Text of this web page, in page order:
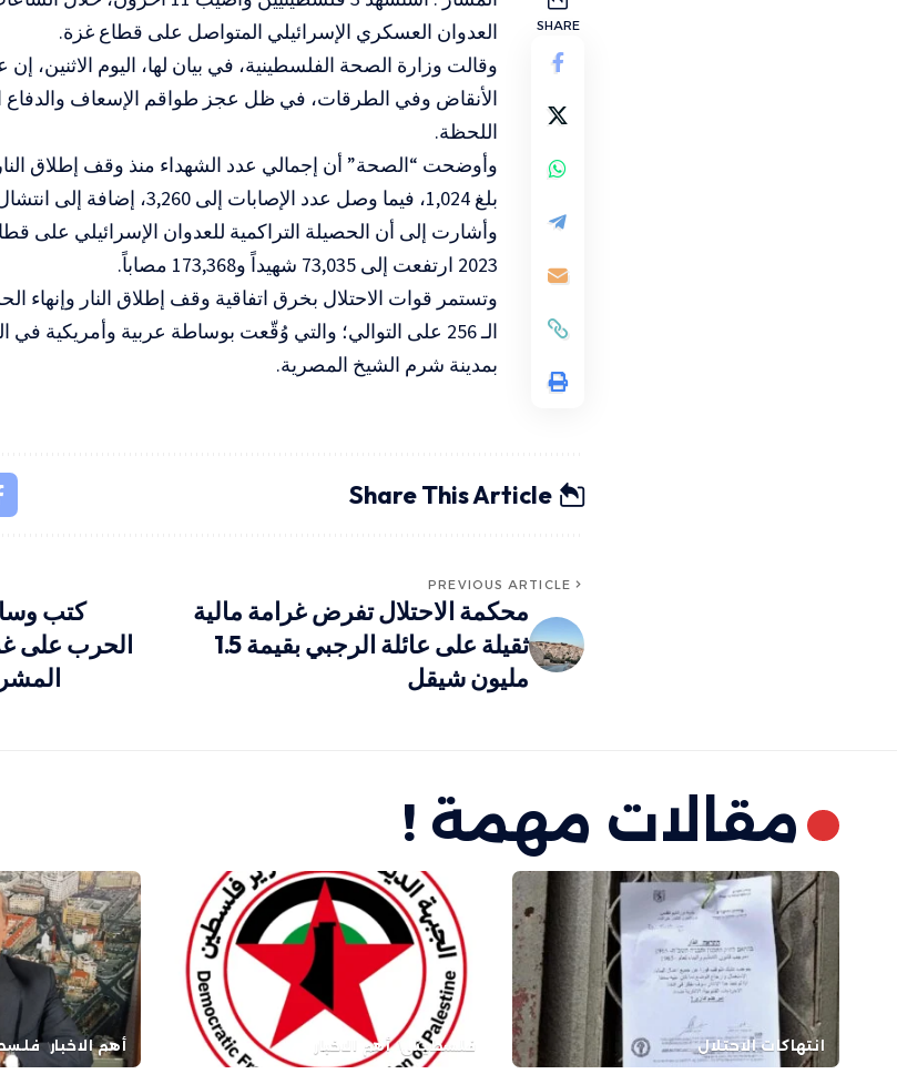
SHARE
العدوان العسكري الإسرائيلي المتواصل على قطاع غزة.
وقالت وزارة الصحة الفلسطينية، في بيان لها، اليوم الاثنين،
الأنقاض وفي الطرقات، في ظل عجز طواقم الإسعاف والدفاع
اللحظة.
بلغ 1,024، فيما وصل عدد الإصابات إلى 3,260، إضافة إلى انتشال 784 جثماناً.
2023 ارتفعت إلى 73,035 شهيداً و173,368 مصاباً.
وتستمر قوات الاحتلال بخرق اتفاقية وقف إطلاق النار وإنهاء
بمدينة شرم الشيخ المصرية.
Share This Article
PREVIOUS ARTICLE
محكمة الاحتلال تفرض غرامة مالية
ثقيلة على عائلة الرجبي بقيمة 1.5
مليون شيقل
كتب
الحرب على
مقالات مهمة !
انتهاكات الاحتلال فلسطيني أهم الاخبار أهم الاخبار